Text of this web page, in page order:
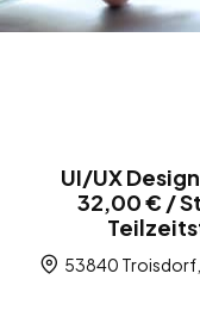
UI/UX
32,00 € /
53840